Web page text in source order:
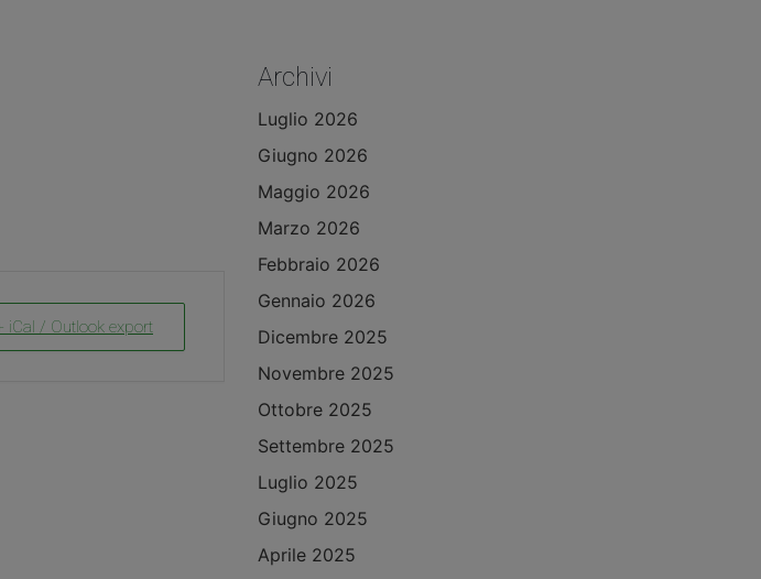
iCal / Outlook export
Archivi
Luglio 2026
Giugno 2026
Maggio 2026
Marzo 2026
Febbraio 2026
Gennaio 2026
Dicembre 2025
Novembre 2025
Ottobre 2025
Settembre 2025
Luglio 2025
Giugno 2025
Aprile 2025